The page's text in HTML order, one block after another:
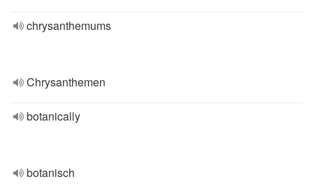
chrysanthemums
Chrysanthemen
botanically
botanisch